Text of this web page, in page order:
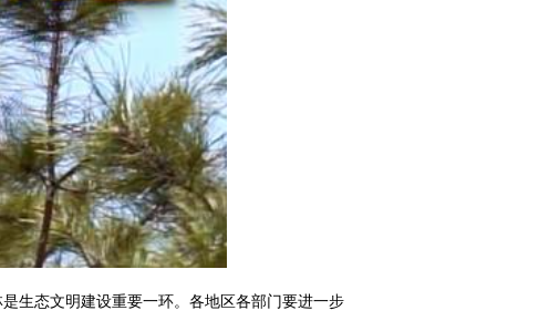
生态文明建设重要一环。各地区各部门要进一步